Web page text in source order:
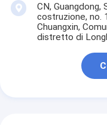
CN, Guangdong,
costruzione, no.
Chuangxin,
distretto di